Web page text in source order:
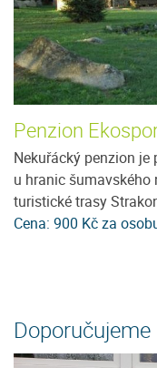
Penzion
Nekuřácký penzion
u hranic
turistické trasy
Cena: 900 Kč za
Doporučujeme